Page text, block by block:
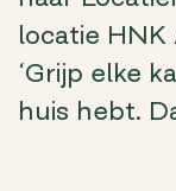
locatie
‘Grijp elke
huis hebt.